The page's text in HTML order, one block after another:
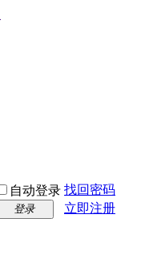
自动登录 找回密码
登录 立即注册